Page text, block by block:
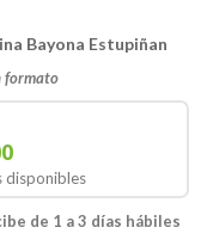
Bayona Estupiñan
formato
disponibles
de 1 a 3 días hábiles